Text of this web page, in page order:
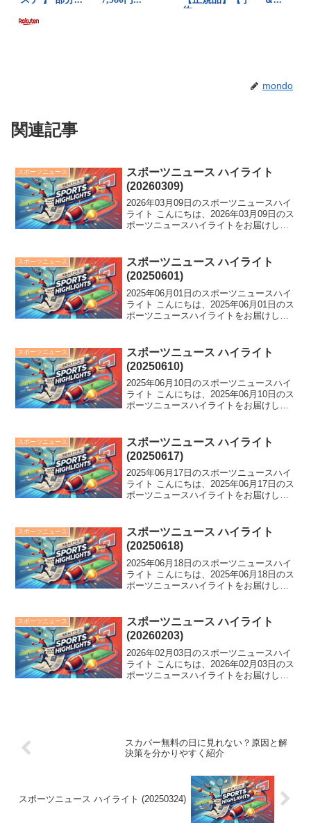
mondo
関連記事
スポーツニュース
スポーツニュース ハイライト
(20260309)
2026年03月09日のスポーツニュースハイ
ライト こんにちは、2026年03月09日のス
ポーツニュースハイライトをお届けしま
台湾も感動の一戦を制し号泣。他にも...
スポーツニュース
スポーツニュース ハイライト
(20250601)
2025年06月01日のスポーツニュースハイ
ライト こんにちは、2025年06月01日のス
ポーツニュースハイライトをお届けしま
まで一挙網羅。スポーツ界に熱い一日が
繰...
スポーツニュース
スポーツニュース ハイライト
(20250610)
2025年06月10日のスポーツニュースハイ
ライト こんにちは、2025年06月10日のス
ポーツニュースハイライトをお届けしま
代表MF熊坂の重傷、白鵬氏の告白な
ど、...
スポーツニュース
スポーツニュース ハイライト
(20250617)
2025年06月17日のスポーツニュースハイ
ライト こんにちは、2025年06月17日のス
ポーツニュースハイライトをお届けしま
どスポーツ界に衝撃が走る中、NPB最下
位...
スポーツニュース
スポーツニュース ハイライト
(20250618)
2025年06月18日のスポーツニュースハイ
ライト こんにちは、2025年06月18日のス
ポーツニュースハイライトをお届けしま
題。西武の今井投手が松坂氏を超える17
奪...
スポーツニュース
スポーツニュース ハイライト
(20260203)
2026年02月03日のスポーツニュースハイ
ライト こんにちは、2026年02月03日のス
ポーツニュースハイライトをお届けしま
スカパー無料の日に見れない？原因と解
決策を分かりやすく紹介
スポーツニュース ハイライト (20250324)